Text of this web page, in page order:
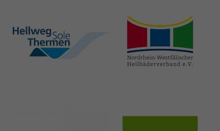
hellweg-sole-
thermen.de
heilbaeder.de